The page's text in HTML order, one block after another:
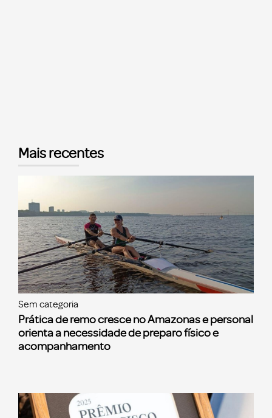
Mais recentes
Sem categoria
Prática de remo cresce no Amazonas e personal
orienta a necessidade de preparo físico e
acompanhamento